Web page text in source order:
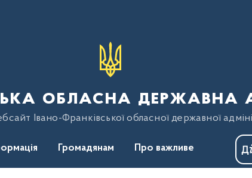
обласна державна
Івано-Франківської обласної державної
Громадянам Про важливе